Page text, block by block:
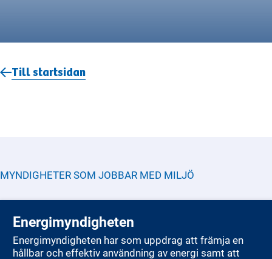
Till startsidan
MYNDIGHETER SOM JOBBAR MED MILJÖ
Energimyndigheten
Energimyndigheten har som uppdrag att främja en
hållbar och effektiv användning av energi samt att